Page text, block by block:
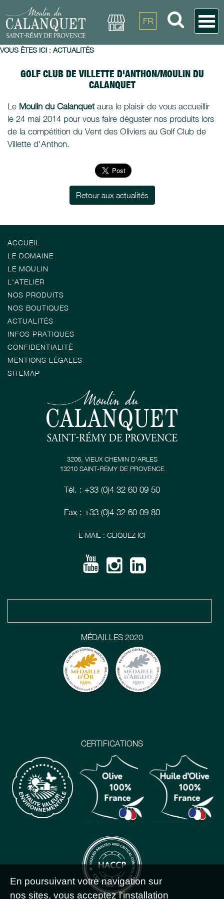
FR
VOUS ÊTES ICI : ACTUALITÉS
GOLF CLUB DE VILLETTE D'ANTHON/MOULIN DU
CALANQUET
Le Moulin du Calanquetaura le plaisir de vous accueillir
le 24 mai 2014 pour vous faire déguster nos produits lors
de la compétition du Vent des Oliviers au Golf Club de
Villette d'Anthon.
Retour aux actualités
ACCUEIL
LE DOMAINE
LE MOULIN
L'ATELIER
NOS PRODUITS
NOS BOUTIQUES
ACTUALITÉS
INFOS PRATIQUES
CONFIDENTIALITÉ
MENTIONS LÉGALES
SITEMAP
CERTIFICATIONS
MÉDAILLES 2020
3206, VIEUX CHEMIN D’ARLES
13210 SAINT-RÉMY DE PROVENCE
Tél. : +33 (0)4 32 60 09 50
Fax : +33 (0)4 32 60 09 80
E-MAIL : CLIQUEZ ICI
En poursuivant votre navigation sur
nos sites, vous acceptez l'installation